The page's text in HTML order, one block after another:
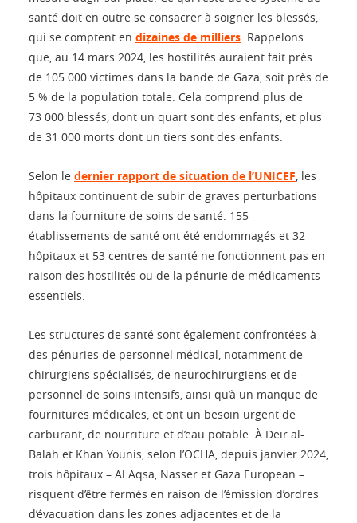
santé doit en outre se consacrer à soigner les blessés,
qui se comptent en dizaines de milliers . Rappelons
que, au 14 mars 2024, les hostilités auraient fait près
de 105 000 victimes dans la bande de Gaza, soit près de
5 % de la population totale. Cela comprend plus de
73 000 blessés, dont un quart sont des enfants, et plus
de 31 000 morts dont un tiers sont des enfants.
Selon le dernier rapport de situation de l’UNICEF , les
hôpitaux continuent de subir de graves perturbations
dans la fourniture de soins de santé. 155
établissements de santé ont été endommagés et 32
hôpitaux et 53 centres de santé ne fonctionnent pas en
raison des hostilités ou de la pénurie de médicaments
essentiels.
Les structures de santé sont également confrontées à
des pénuries de personnel médical, notamment de
chirurgiens spécialisés, de neurochirurgiens et de
personnel de soins intensifs, ainsi qu’à un manque de
fournitures médicales, et ont un besoin urgent de
carburant, de nourriture et d’eau potable. À Deir al-
Balah et Khan Younis, selon l’OCHA, depuis janvier 2024,
trois hôpitaux – Al Aqsa, Nasser et Gaza European –
risquent d’être fermés en raison de l’émission d’ordres
d’évacuation dans les zones adjacentes et de la